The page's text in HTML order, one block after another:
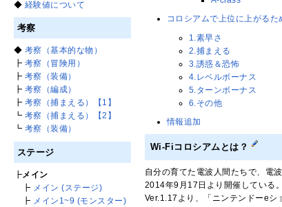
コロシアムで上位に上がるた
1.素早さ
2.捕まえる
3.誘惑＆恐怖
4.レベルボーナス
5.ターンボーナス
6.その他
情報追加
Wi-Fiコロシアムとは？
自分の育てた電波人間たちで、電
2014年9月17日より開催している
Ver.1.17より、「ニンテンドーeシ
◆ 経験値について
考察
◆ 考察（基本的な物）
┣ 考察（冒険用）
┣ 考察（装備）
┣ 考察（編成）
┣ 考察（捕まえる）【1】
┗ 考察（捕まえる）【2】
┗ 考察（装備）
ステージ
┣メイン
┣ メイン (ステージ)
┣ メイン1~9 (モンスター)